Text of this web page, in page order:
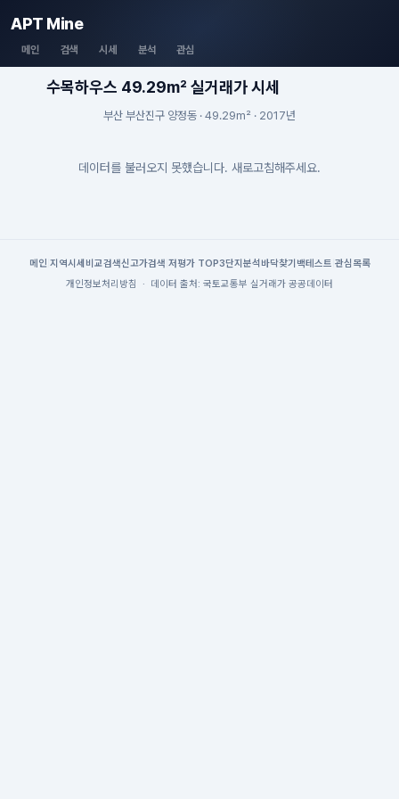
APT Mine
메인 검색 시세 분석 관심
수목하우스 49.29m² 실거래가 시세
부산 부산진구 양정동 · 49.29m² · 2017년
데이터를 불러오지 못했습니다. 새로고침해주세요.
메인| 지역시세 비교검색신고가검색 저평가 TOP3단지분석 바닥찾기 백테스트 관심목록
개인정보처리방침
· 데이터 출처: 국토교통부 실거래가 공공데이터